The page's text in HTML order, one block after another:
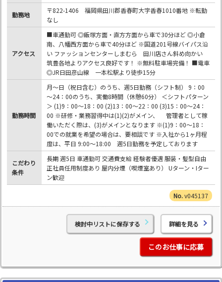
勤務地
〒822-1406 福岡県田川郡香春町大字香春1010番地 ※転勤
なし
アクセス
■車通勤可 ◎飯塚方面・直方方面から車で30分ほど ◎小倉
南、八幡西方面から車で40分ほど ※国道201号線バイパス沿
い ファッションセンターしまむら 田川店さん斜め向かい
筑豊各地よりアクセス良好です！ ※無料駐車場完備！ ■電車
◎JR日田彦山線 一本松駅より徒歩15分
勤務時間
月～日（祝日含む）のうち、週5日勤務（シフト制） 9：00
～24：00のうち、実働8時間（休憩60分） ＜シフトパターン
＞ (1)9：00～18：00 (2)13：00～22：00 (3)15：00～24：
00 ※研修・業務習得中は(1)(2)がメイン、 管理者として稼
働いただく際は、(3)がメインとなります ※(1)9：00～18：
00での就業を希望の場合は、要相談です ※入社から1ヶ月程
度は、平日 9:00～18:00 週5日勤務を予定しております
こだわり
条件
長期 週5日 車通勤可 交通費支給 経験者優遇 服装・髪型自由
正社員任用制度あり 屋内分煙（喫煙室あり） Uターン・Iター
ン歓迎
v045137
検討中リストに保存する 詳細を見る
このお仕事に応募